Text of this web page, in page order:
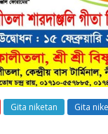
Gita niketan
Gita